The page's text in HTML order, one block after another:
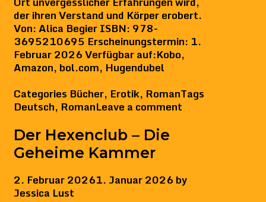
der ihren Verstand und Körper erobert.
Von: Alica Begier ISBN: 978-
3695210695 Erscheinungstermin: 1.
Februar 2026 Verfügbar auf:Kobo,
Amazon, bol.com, Hugendubel
Categories Bücher, Erotik, RomanTags
Deutsch, RomanLeave a comment
Der Hexenclub – Die
Geheime Kammer
2. Februar 20261. Januar 2026 by
Jessica Lust